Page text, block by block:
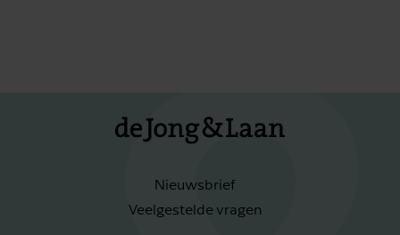
Nieuwsbrief
Veelgestelde vragen